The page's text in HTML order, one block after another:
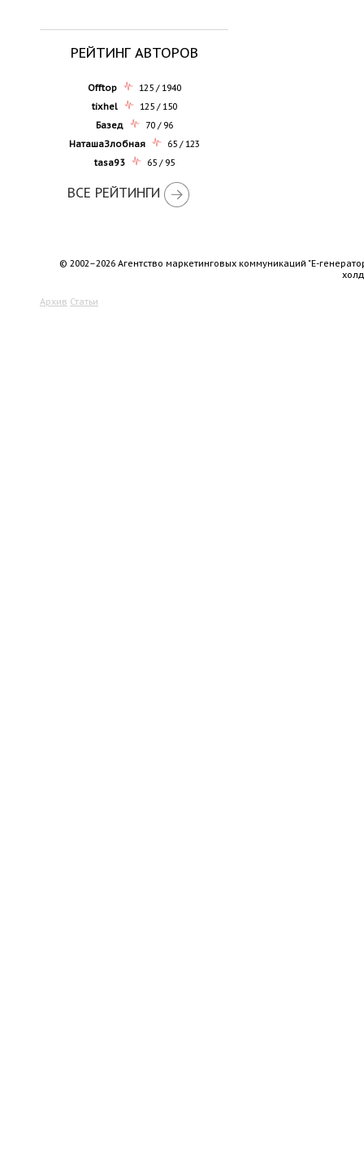
РЕЙТИНГ АВТОРОВ
Offtop
125 / 1940
tixhel
125 / 150
Базед
70 / 96
НаташаЗлобная
65 / 123
tasa93
65 / 95
ВСЕ РЕЙТИНГИ
© 2002–2026 Агентство маркетинговых коммуникаций "Е-
Архив Статьи